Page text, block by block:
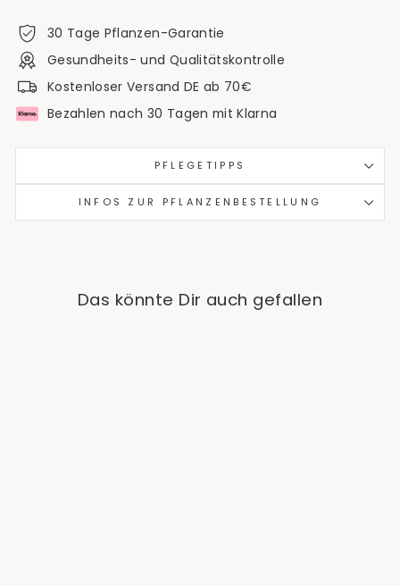
30 Tage Pflanzen-Garantie
Gesundheits- und Qualitätskontrolle
Kostenloser Versand DE ab 70€
Bezahlen nach 30 Tagen mit Klarna
PFLEGETIPPS
INFOS ZUR PFLANZENBESTELLUNG
Das könnte Dir auch gefallen